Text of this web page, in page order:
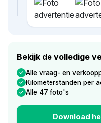
Bekijk de volledige
Alle vraag- en
Kilometerstanden per
Alle 47 foto's
Download